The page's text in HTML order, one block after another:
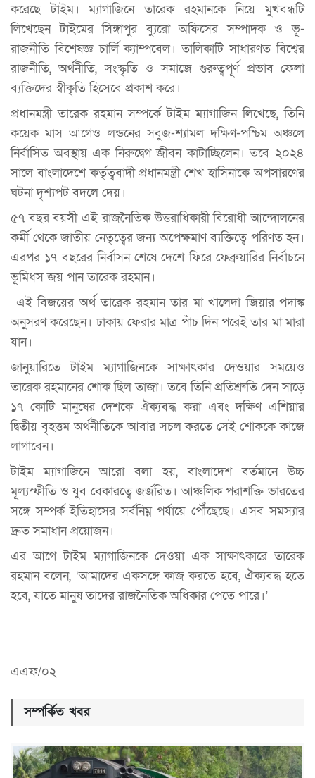
করেছে টাইম। ম্যাগাজিনে তারেক রহমানকে নিয়ে মুখবন্ধটি
লিখেছেন টাইমের সিঙ্গাপুর ব্যুরো অফিসের সম্পাদক ও ভূ-
রাজনীতি বিশেষজ্ঞ চার্লি ক্যাম্পবেল। তালিকাটি সাধারণত বিশ্বের
রাজনীতি, অর্থনীতি, সংস্কৃতি ও সমাজে গুরুত্বপূর্ণ প্রভাব ফেলা
ব্যক্তিদের স্বীকৃতি হিসেবে প্রকাশ করে।
প্রধানমন্ত্রী তারেক রহমান সম্পর্কে টাইম ম্যাগাজিন লিখেছে, তিনি
কয়েক মাস আগেও লন্ডনের সবুজ-শ্যামল দক্ষিণ-পশ্চিম অঞ্চলে
নির্বাসিত অবস্থায় এক নিরুদ্বেগ জীবন কাটাচ্ছিলেন। তবে ২০২৪
সালে বাংলাদেশে কর্তৃত্ববাদী প্রধানমন্ত্রী শেখ হাসিনাকে অপসারণের
ঘটনা দৃশ্যপট বদলে দেয়।
৫৭ বছর বয়সী এই রাজনৈতিক উত্তরাধিকারী বিরোধী আন্দোলনের
কর্মী থেকে জাতীয় নেতৃত্বের জন্য অপেক্ষমাণ ব্যক্তিত্বে পরিণত হন।
এরপর ১৭ বছরের নির্বাসন শেষে দেশে ফিরে ফেব্রুয়ারির নির্বাচনে
ভূমিধস জয় পান তারেক রহমান।
এই বিজয়ের অর্থ তারেক রহমান তার মা খালেদা জিয়ার পদাঙ্ক
অনুসরণ করেছেন। ঢাকায় ফেরার মাত্র পাঁচ দিন পরেই তার মা মারা
যান।
জানুয়ারিতে টাইম ম্যাগাজিনকে সাক্ষাৎকার দেওয়ার সময়েও
তারেক রহমানের শোক ছিল তাজা। তবে তিনি প্রতিশ্রুতি দেন সাড়ে
১৭ কোটি মানুষের দেশকে ঐক্যবদ্ধ করা এবং দক্ষিণ এশিয়ার
দ্বিতীয় বৃহত্তম অর্থনীতিকে আবার সচল করতে সেই শোককে কাজে
লাগাবেন।
টাইম ম্যাগাজিনে আরো বলা হয়, বাংলাদেশ বর্তমানে উচ্চ
মূল্যস্ফীতি ও যুব বেকারত্বে জর্জরিত। আঞ্চলিক পরাশক্তি ভারতের
সঙ্গে সম্পর্ক ইতিহাসের সর্বনিম্ন পর্যায়ে পৌঁছেছে। এসব সমস্যার
দ্রুত সমাধান প্রয়োজন।
এর আগে টাইম ম্যাগাজিনকে দেওয়া এক সাক্ষাৎকারে তারেক
রহমান বলেন, ‘আমাদের একসঙ্গে কাজ করতে হবে, ঐক্যবদ্ধ হতে
হবে, যাতে মানুষ তাদের রাজনৈতিক অধিকার পেতে পারে।’
এএফ/০২
সম্পর্কিত খবর